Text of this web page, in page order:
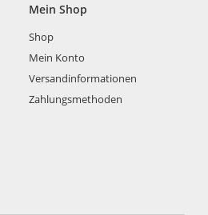
Mein Shop
Shop
Mein Konto
Versandinformationen
Zahlungsmethoden